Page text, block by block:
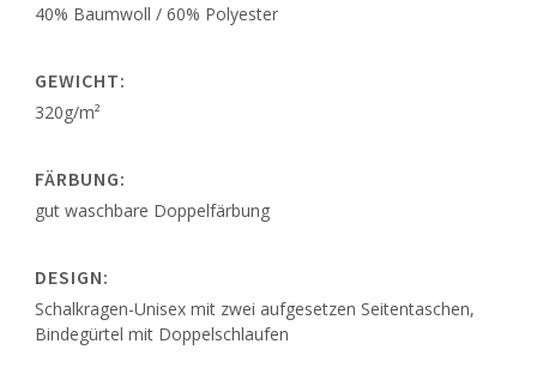
40% Baumwoll / 60% Polyester
GEWICHT:
320g/m²
FÄRBUNG:
gut waschbare Doppelfärbung
DESIGN:
Schalkragen-Unisex mit zwei aufgesetzen Seitentaschen,
Bindegürtel mit Doppelschlaufen